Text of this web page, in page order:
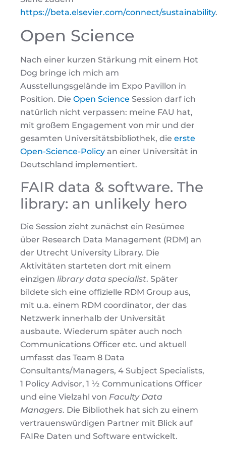
https://beta.elsevier.com/connect/sustainability.
Open Science
Nach einer kurzen Stärkung mit einem Hot
Dog bringe ich mich am
Ausstellungsgelände im Expo Pavillon in
Position. Die Open Science Session darf ich
natürlich nicht verpassen: meine FAU hat,
mit großem Engagement von mir und der
gesamten Universitätsbibliothek, die erste
Open-Science-Policy an einer Universität in
Deutschland implementiert.
FAIR data & software. The
library: an unlikely hero
Die Session zieht zunächst ein Resümee
über Research Data Management (RDM) an
der Utrecht University Library. Die
Aktivitäten starteten dort mit einem
einzigen library data specialist. Später
bildete sich eine offizielle RDM Group aus,
mit u.a. einem RDM coordinator, der das
Netzwerk innerhalb der Universität
ausbaute. Wiederum später auch noch
Communications Officer etc. und aktuell
umfasst das Team 8 Data
Consultants/Managers, 4 Subject Specialists,
1 Policy Advisor, 1 ½ Communications Officer
und eine Vielzahl von Faculty Data
Managers. Die Bibliothek hat sich zu einem
vertrauenswürdigen Partner mit Blick auf
FAIRe Daten und Software entwickelt.